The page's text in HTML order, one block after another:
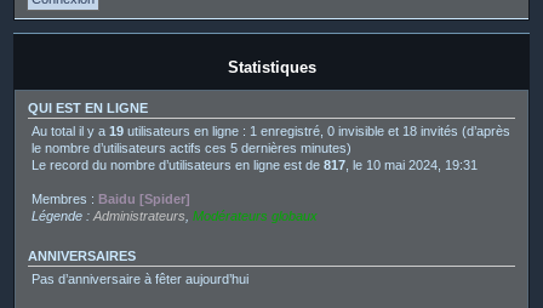
Statistiques
QUI EST EN LIGNE
Au total il y a 19 utilisateurs en ligne : 1 enregistré, 0 invisible et 18 invités (d’après
le nombre d’utilisateurs actifs ces 5 dernières minutes)
Le record du nombre d’utilisateurs en ligne est de 817 , le 10 mai 2024, 19:31
Membres : Baidu [Spider]
Légende : Administrateurs Modérateurs globaux
ANNIVERSAIRES
Pas d’anniversaire à fêter aujourd’hui